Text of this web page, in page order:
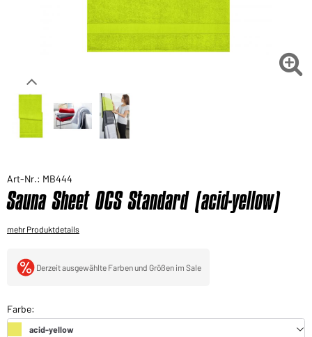
Sie möchten gerne für Ihren privaten Bedarf
Hier geht's zu unserem Endkundenshop 
Art-Nr.: MB444
Sauna Sheet OCS Standard (acid-yellow)
mehr Produktdetails
Derzeit ausgewählte Farben und Größen im Sale